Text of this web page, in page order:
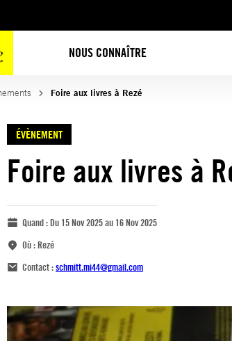
NOUS CONNAÎTRE
Foire aux livres à Rezé
ÉVÈNEMENT
Foire aux livres à
Quand :Du 15 Nov 2025 au 16 Nov 2025
Où :Rezé
Contact :schmitt.mi44@gmail.com